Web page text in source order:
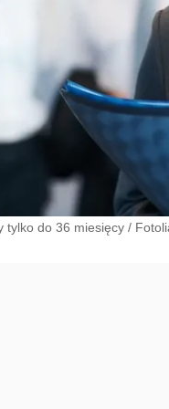
tylko do 36 miesięcy /